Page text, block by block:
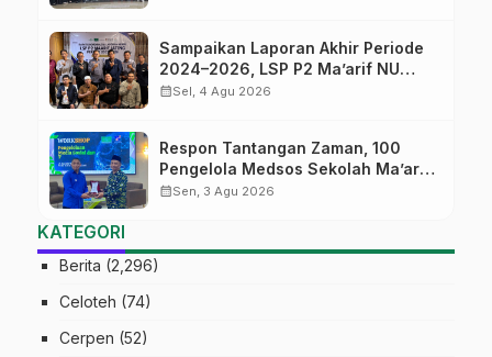
Sampaikan Laporan Akhir Periode
2024–2026, LSP P2 Ma’arif NU
Jateng Mantapkan Sinergi Link and
calendar_monthSel, 4 Agu 2026
Respon Tantangan Zaman, 100
Pengelola Medsos Sekolah Ma’arif
Pekalongan Ikuti Pelatihan Literasi
calendar_monthSen, 3 Agu 2026
KATEGORI
Berita (2,296)
Celoteh (74)
Cerpen (52)